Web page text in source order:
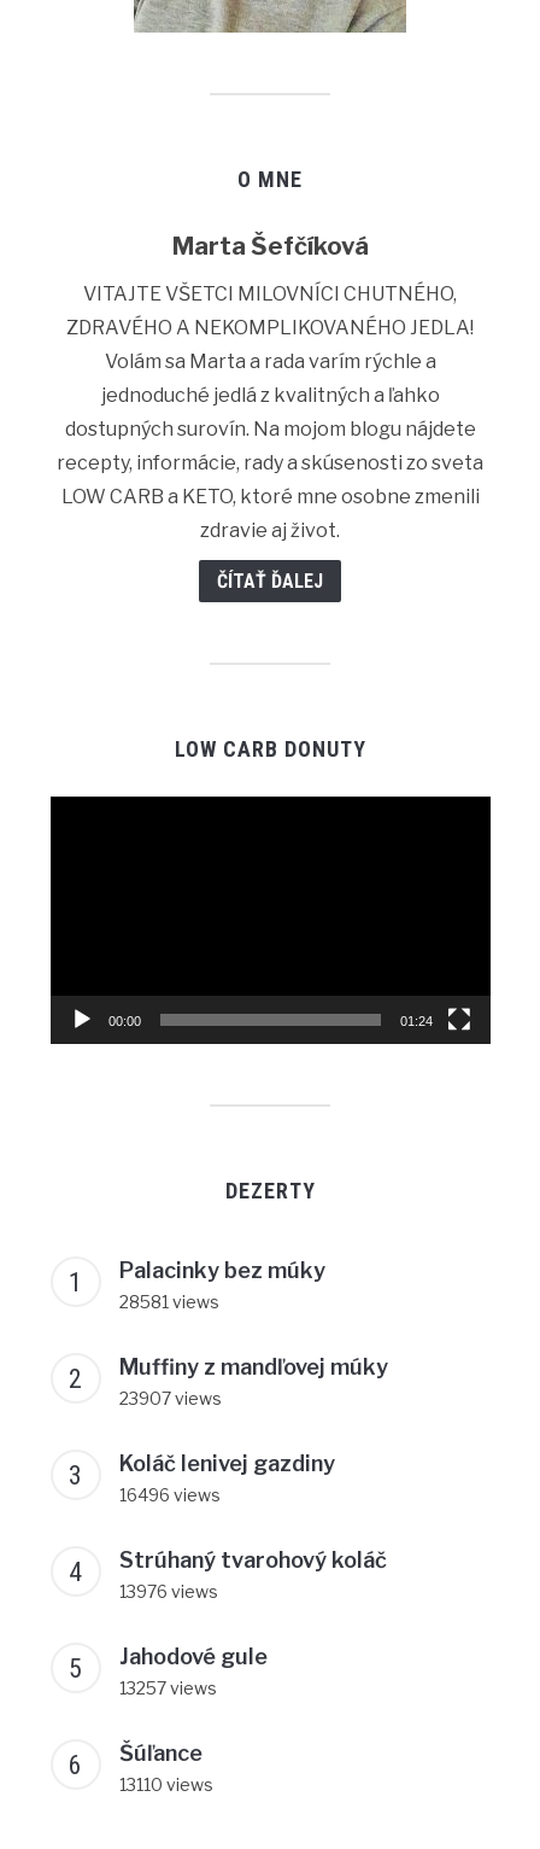
O MNE
Marta Šefčíková
VITAJTE VŠETCI MILOVNÍCI CHUTNÉHO,
ZDRAVÉHO A NEKOMPLIKOVANÉHO JEDLA!
Volám sa Marta a rada varím rýchle a
jednoduché jedlá z kvalitných a ľahko
dostupných surovín. Na mojom blogu nájdete
recepty, informácie, rady a skúsenosti zo sveta
LOW CARB a KETO, ktoré mne osobne zmenili
zdravie aj život.
ČÍTAŤ ĎALEJ
LOW CARB DONUTY
00:00 01:24
DEZERTY
Palacinky bez múky
28581 views
Muffiny z mandľovej múky
23907 views
Koláč lenivej gazdiny
16496 views
Strúhaný tvarohový koláč
13976 views
Jahodové gule
13257 views
Šúľance
13110 views